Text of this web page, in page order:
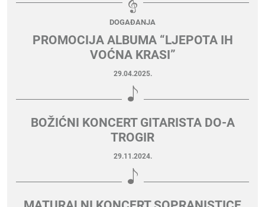
DOGAĐANJA
PROMOCIJA ALBUMA “LJEPOTA IH
VOĆNA KRASI”
29.04.2025.
BOŽIĆNI KONCERT GITARISTA DO-A
TROGIR
29.11.2024.